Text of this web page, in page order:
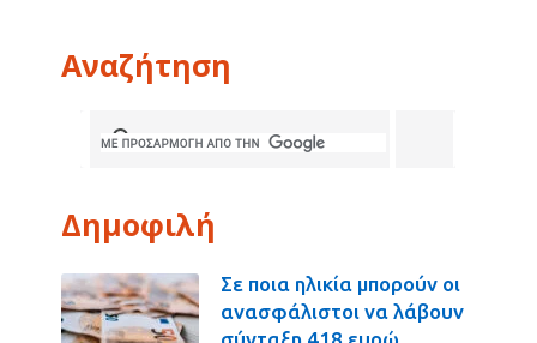
Αναζήτηση
Δημοφιλή
Σε ποια ηλικία μπορούν οι
ανασφάλιστοι να λάβουν